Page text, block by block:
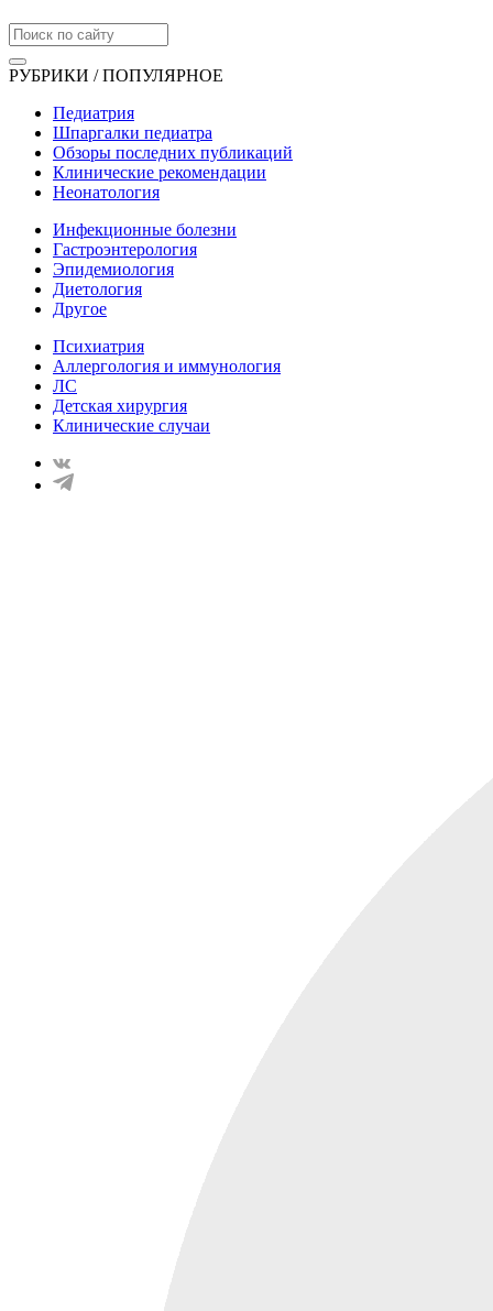
РУБРИКИ / ПОПУЛЯРНОЕ
Педиатрия
Шпаргалки педиатра
Обзоры последних публикаций
Клинические рекомендации
Неонатология
Инфекционные болезни
Гастроэнтерология
Эпидемиология
Диетология
Другое
Психиатрия
Аллергология и иммунология
ЛС
Детская хирургия
Клинические случаи